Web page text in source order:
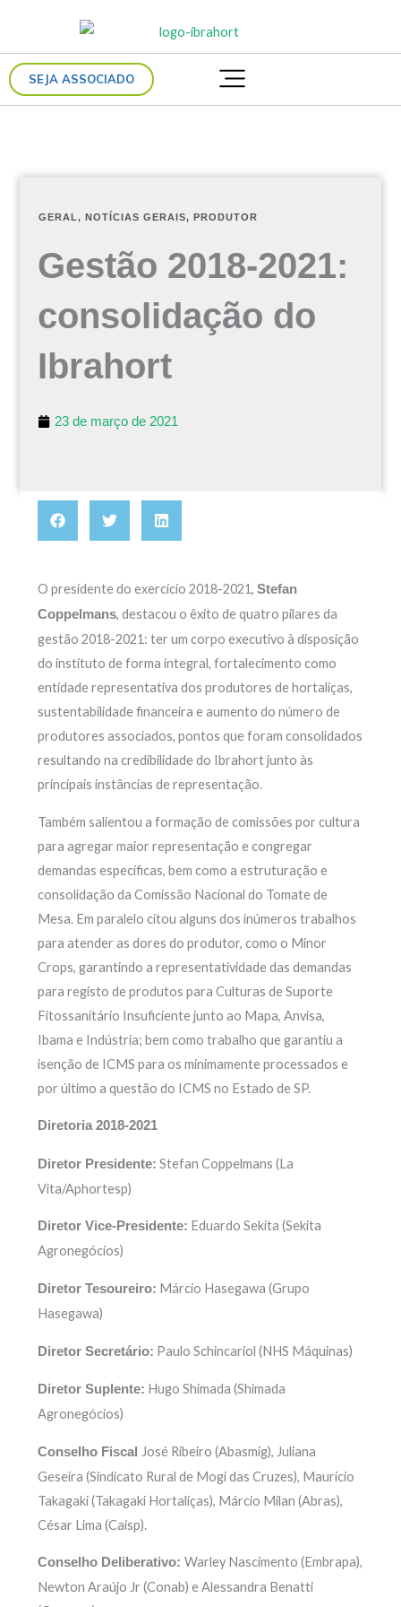
conteúdoSEJA ASSOCIADO
GERAL,NOTÍCIAS GERAIS,PRODUTOR
Gestão 2018-2021:
consolidação do
Ibrahort
23 de março de 2021
O presidente do exercício 2018-2021,Stefan
Coppelmans, destacou o êxito de quatro pilares da
gestão 2018-2021: ter um corpo executivo à disposição
do instituto de forma integral, fortalecimento como
entidade representativa dos produtores de hortaliças,
sustentabilidade financeira e aumento do número de
produtores associados, pontos que foram consolidados
resultando na credibilidade do Ibrahort junto às
principais instâncias de representação.
Também salientou a formação de comissões por cultura
para agregar maior representação e congregar
demandas específicas, bem como a estruturação e
consolidação da Comissão Nacional do Tomate de
Mesa. Em paralelo citou alguns dos inúmeros trabalhos
para atender as dores do produtor, como o Minor
Crops, garantindo a representatividade das demandas
para registo de produtos para Culturas de Suporte
Fitossanitário Insuficiente junto ao Mapa, Anvisa,
Ibama e Indústria; bem como trabalho que garantiu a
isenção de ICMS para os minimamente processados e
por último a questão do ICMS no Estado de SP.
Diretoria 2018-2021
Diretor Presidente: Stefan Coppelmans (La
Vita/Aphortesp)
Diretor Vice-Presidente: Eduardo Sekita (Sekita
Agronegócios)
Diretor Tesoureiro: Márcio Hasegawa (Grupo
Hasegawa)
Diretor Secretário: Paulo Schincariol (NHS Máquinas)
Diretor Suplente: Hugo Shimada (Shimada
Agronegócios)
Conselho Fiscal José Ribeiro (Abasmig), Juliana
Geseíra (Sindicato Rural de Mogi das Cruzes), Maurício
Takagaki (Takagaki Hortaliças), Márcio Milan (Abras),
César Lima (Caisp).
Conselho Deliberativo:Warley Nascimento (Embrapa),
Newton Araújo Jr (Conab) e Alessandra Benatti